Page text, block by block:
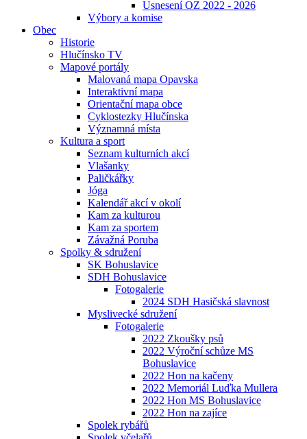
Usnesení OZ 2022 - 2026
Výbory a komise
Obec
Historie
Hlučínsko TV
Mapové portály
Malovaná mapa Opavska
Interaktivní mapa
Orientační mapa obce
Cyklostezky Hlučínska
Významná místa
Kultura a sport
Seznam kulturních akcí
Vlašanky
Paličkářky
Jóga
Kalendář akcí v okolí
Kam za kulturou
Kam za sportem
Závažná Poruba
Spolky & sdružení
SK Bohuslavice
SDH Bohuslavice
Fotogalerie
2024 SDH Hasičská slavnost
Myslivecké sdružení
Fotogalerie
2022 Zkoušky psů
2022 Výroční schůze MS
Bohuslavice
2022 Hon na kačeny
2022 Memoriál Luďka Mullera
2022 Hon MS Bohuslavice
2022 Hon na zajíce
Spolek rybářů